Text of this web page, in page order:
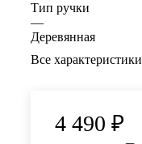
Тип ручки
—
Деревянная
Все характеристики
4 490 ₽